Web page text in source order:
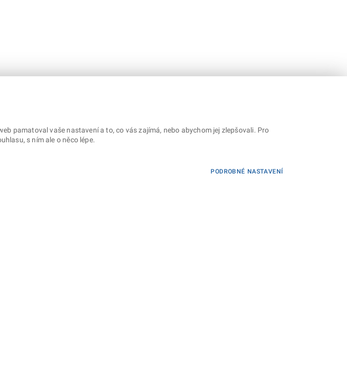
pamatoval vaše nastavení a to, co vás zajímá, nebo abychom jej zlepšovali. Pro
s ním ale o něco lépe.
PODROBNÉ NASTAVENÍ